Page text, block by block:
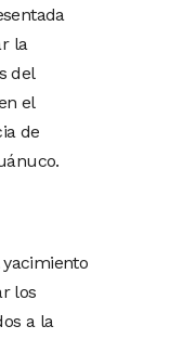
la
del
el
de
los
a la